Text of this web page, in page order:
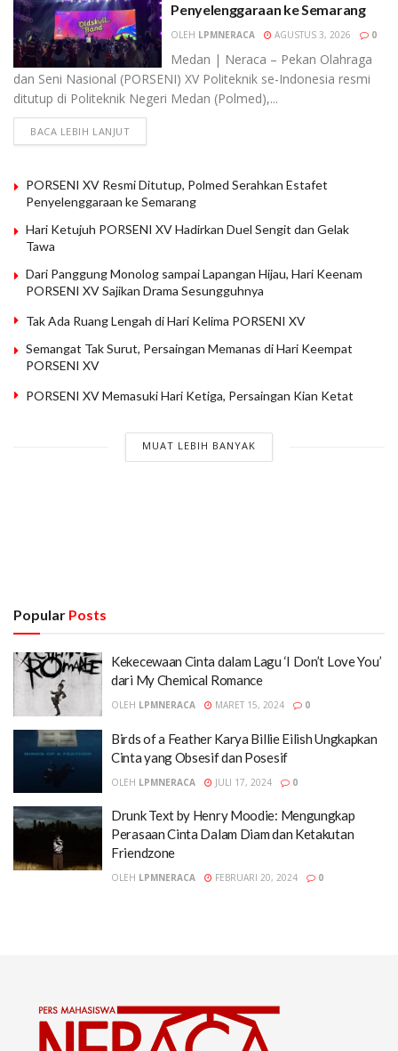
Penyelenggaraan ke Semarang
OLEH LPMNERACA AGUSTUS 3, 2026 0
Medan | Neraca – Pekan Olahraga
dan Seni Nasional (PORSENI) XV Politeknik se-Indonesia resmi
ditutup di Politeknik Negeri Medan (Polmed),...
BACA LEBIH LANJUT
PORSENI XV Resmi Ditutup, Polmed Serahkan Estafet
Penyelenggaraan ke Semarang
Hari Ketujuh PORSENI XV Hadirkan Duel Sengit dan Gelak
Tawa
Dari Panggung Monolog sampai Lapangan Hijau, Hari Keenam
PORSENI XV Sajikan Drama Sesungguhnya
Tak Ada Ruang Lengah di Hari Kelima PORSENI XV
Semangat Tak Surut, Persaingan Memanas di Hari Keempat
PORSENI XV
PORSENI XV Memasuki Hari Ketiga, Persaingan Kian Ketat
MUAT LEBIH BANYAK
Popular Posts
Kekecewaan Cinta dalam Lagu ‘I Don’t Love You’
dari My Chemical Romance
OLEH LPMNERACA MARET 15, 2024 0
Birds of a Feather Karya Billie Eilish Ungkapkan
Cinta yang Obsesif dan Posesif
OLEH LPMNERACA JULI 17, 2024 0
Drunk Text by Henry Moodie: Mengungkap
Perasaan Cinta Dalam Diam dan Ketakutan
Friendzone
OLEH LPMNERACA FEBRUARI 20, 2024 0